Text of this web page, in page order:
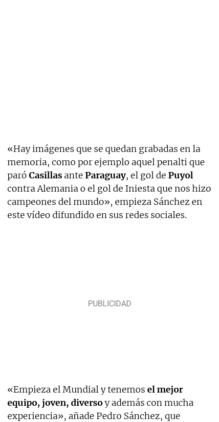
«Hay imágenes que se quedan grabadas en la
memoria, como por ejemplo aquel penalti que
paró Casillas ante Paraguay, el gol de Puyol
contra Alemania o el gol de Iniesta que nos hizo
campeones del mundo», empieza Sánchez en
este vídeo difundido en sus redes sociales.
«Empieza el Mundial y tenemos el mejor
equipo, joven, diversoy además con mucha
experiencia», añade Pedro Sánchez, que